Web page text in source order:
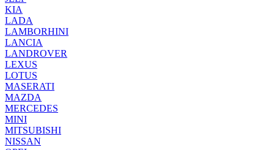
KIA
LADA
LAMBORHINI
LANCIA
LANDROVER
LEXUS
LOTUS
MASERATI
MAZDA
MERCEDES
MINI
MITSUBISHI
NISSAN